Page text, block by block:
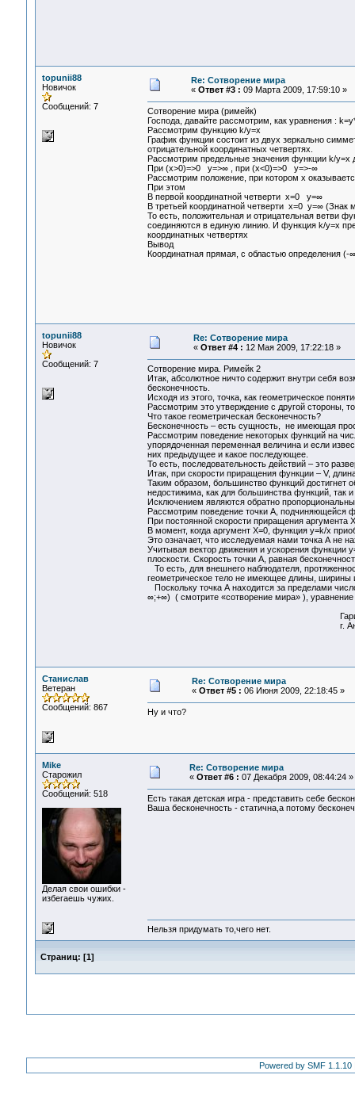
topunii88
Новичок
Сообщений: 7
Re: Сотворение мира
« Ответ #3 : 09 Марта 2009, 17:59:10 »
Сотворение мира (римейк)
Господа, давайте рассмотрим, как уравнения :
Рассмотрим функцию k/y=x
График функции состоит из двух зеркально
отрицательной координатных четвертях.
Рассмотрим предельные значения функции k/y=x
При (x>0)=>0 y=>∞ , при (x<0)=>0 y=>-∞
Рассмотрим положение, при котором x
При этом
В первой координатной четверти x=0 y=∞
В третьей координатной четверти x=0 y=∞ (Знак
То есть, положительная и отрицательная ветви
соединяются в единую линию. И функция k/y=x
координатных четвертях
Вывод
Координатная прямая, с областью определения (-
topunii88
Новичок
Сообщений: 7
Re: Сотворение мира
« Ответ #4 : 12 Мая 2009, 17:22:18 »
Сотворение мира. Римейк 2
Итак, абсолютное ничто содержит внутри себя
бесконечность.
Исходя из этого, точка, как геометрическое
Рассмотрим это утверждение с другой стороны,
Что такое геометрическая бесконечность?
Бесконечность – есть сущность, не имеющая
Рассмотрим поведение некоторых функций на
упорядоченная переменная величина и если
них предыдущее и какое последующее.
То есть, последовательность действий – это
Итак, при скорости приращения функции – V,
Таким образом, большинство функций достигнет
недостижима, как для большинства функций, так
Исключением являются обратно
Рассмотрим поведение точки А,
При постоянной скорости приращения
В момент, когда аргумент X=0, функция y=k/x
Это означает, что исследуемая нами точка А не
Учитывая вектор движения и ускорения функции
плоскости. Скорость точки А, равная
То есть, для внешнего наблюдателя,
геометрическое тело не имеющее длины, ширины
Поскольку точка А находится за пределами
∞;+∞) ( смотрите «сотворение мира» ),
Гарифов Виктор
г. Ангарск
Станислав
Ветеран
Сообщений: 867
Re: Сотворение мира
« Ответ #5 : 06 Июня 2009, 22:18:45 »
Ну и что?
Mike
Старожил
Сообщений: 518
Делая свои ошибки -
избегаешь чужих.
Re: Сотворение мира
« Ответ #6 : 07 Декабря 2009, 08:44:24 »
Есть такая детская игра - представить себе
Ваша бесконечность - статична,а потому
Нельзя придумать то,чего нет.
Страниц: [1]
Powered by SMF 1.1.10